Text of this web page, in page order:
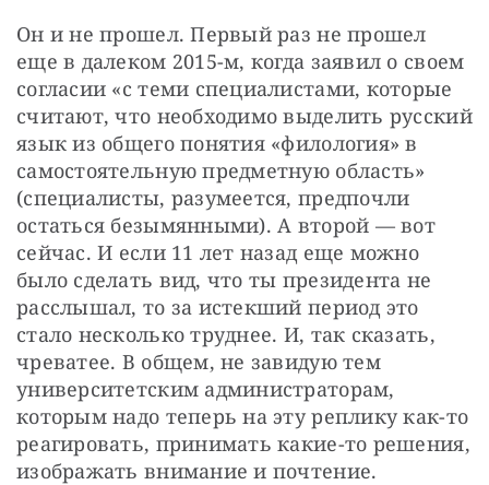
Он и не прошел. Первый раз не прошел
еще в далеком 2015-м, когда заявил о своем
согласии «с теми специалистами, которые
считают, что необходимо выделить русский
язык из общего понятия «филология» в
самостоятельную предметную область»
(специалисты, разумеется, предпочли
остаться безымянными). А второй — вот
сейчас. И если 11 лет назад еще можно
было сделать вид, что ты президента не
расслышал, то за истекший период это
стало несколько труднее. И, так сказать,
чреватее. В общем, не завидую тем
университетским администраторам,
которым надо теперь на эту реплику как-то
реагировать, принимать какие-то решения,
изображать внимание и почтение.